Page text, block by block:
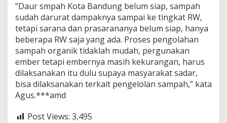
“Daur smpah Kota Bandung belum siap, sampah
sudah darurat dampaknya sampai ke tingkat RW,
tetapi sarana dan prasarananya belum siap, hanya
beberapa RW saja yang ada. Proses pengolahan
sampah organik tidaklah mudah, pergunakan
ember tetapi embernya masih kekurangan, harus
dilaksanakan itu dulu supaya masyarakat sadar,
bisa dilaksanakan terkait pengelolan sampah,” kata
Agus.***amd
Post Views: 3,495